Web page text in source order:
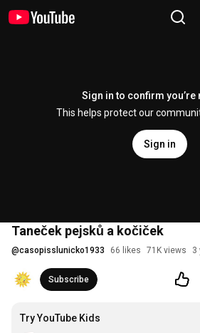
Sign in to confirm you’re
This helps protect our
Sign in
Taneček pejsků a kočiček
@casopisslunicko1933 66 likes 71K views 3
Subscribe
Try YouTube Kids